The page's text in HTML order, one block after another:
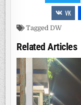
VK
TaggedDW
Related Articles